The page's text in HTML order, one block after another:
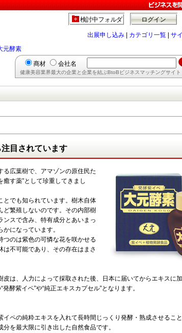
ログイン
検討中フォルダ
出展申し込み カテゴリ一覧 サ
元酵素
商材 会社名
健康美容業界最大の企業と企業を結ぶBtoBビジネスマッチングサイ
目されています
る広葉樹で、アマゾンの原住民た
癒す薬”として珍重してきまし
でも知られています。樹木自体
ど繁殖しないのです。その内部樹
ンスで含み、特有成分とあいまっ
になっています。
のは紫色の可憐な花を咲かせる
は不可能であり、その存在はまさ
は、人力によって採取された後、日本に届いてからエキスに
酵紫イペ”や“純正エキスカプセル”となります。
ペの純粋エキスを入れて長時間じっくり発酵・熟成させるこ
を最大限に引き出した自然食品です。